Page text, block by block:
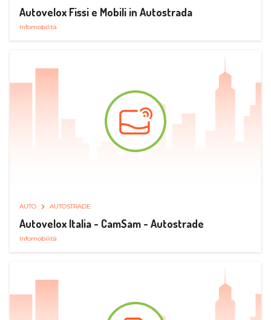
Autovelox Fissi e Mobili in Autostrada
Infomobilità
AUTO AUTOSTRADE
Autovelox Italia - CamSam - Autostrade
Infomobilità